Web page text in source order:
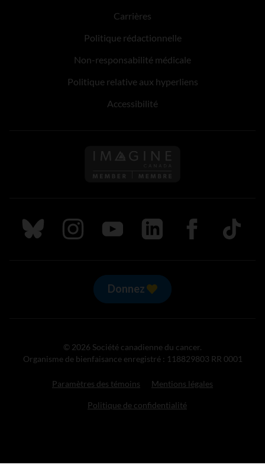
Carrières
Politique rédactionnelle
Non-responsabilité médicale
Politique relative aux hyperliens
Accessibilité
Suivez nous sur Bluesky
Suivez nous sur Instagram
Suivez nous sur Youtube
Suivez nous sur LinkedIn
Suivez nous sur
TikTok
Donnez
© 2026 Société canadienne du cancer.
Organisme de bienfaisance enregistré : 118829803 RR 0001
Paramètres des témoins Mentions légales
Politique de confidentialité